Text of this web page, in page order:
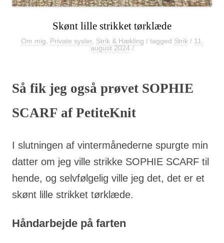
Skønt lille strikket tørklæde
Om mig Private sysler, Strik & Hækling / tagged Strik/ 11.
august 2024/
Så fik jeg også prøvet SOPHIE
SCARF af PetiteKnit
I slutningen af vintermånederne spurgte min
datter om jeg ville strikke SOPHIE SCARF til
hende, og selvfølgelig ville jeg det, det er et
skønt lille strikket tørklæde.
Håndarbejde på farten